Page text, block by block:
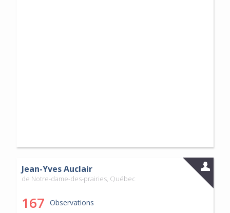
Jean-Yves Auclair
de Notre-dame-des-prairies, Québec
167 Observations